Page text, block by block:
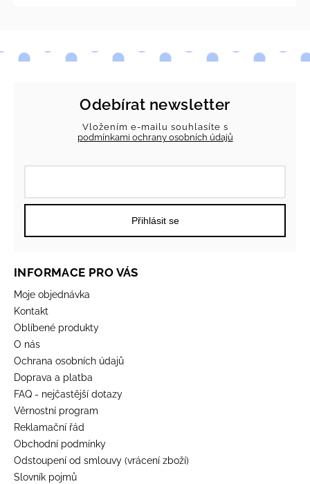
Odebírat newsletter
Vložením e-mailu souhlasíte s
podmínkami ochrany osobních údajů
Přihlásit se
INFORMACE PRO VÁS
Moje objednávka
Kontakt
Oblíbené produkty
O nás
Ochrana osobních údajů
Doprava a platba
FAQ - nejčastější dotazy
Věrnostní program
Reklamační řád
Obchodní podmínky
Odstoupení od smlouvy (vrácení zboží)
Slovník pojmů